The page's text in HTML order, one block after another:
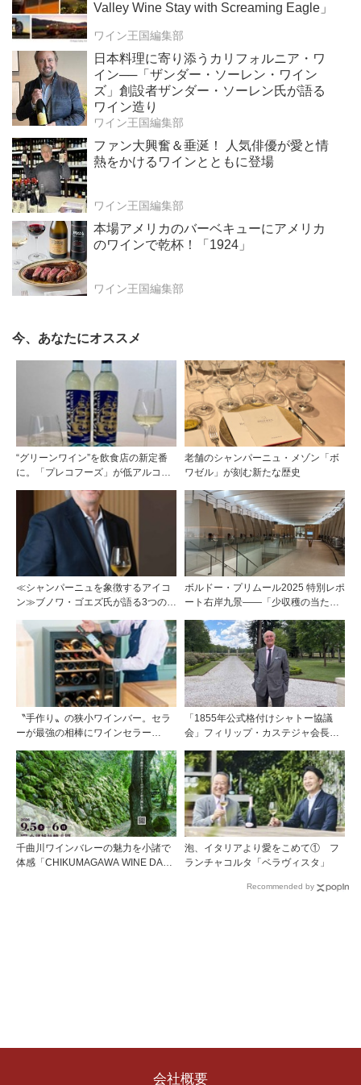
Valley Wine Stay with Screaming Eagle」
ワイン王国編集部
日本料理に寄り添うカリフォルニア・ワ
イン──「ザンダー・ソーレン・ワイン
ズ」創設者ザンダー・ソーレン氏が語る
ワイン造り
ワイン王国編集部
ファン大興奮＆垂涎！ 人気俳優が愛と情
熱をかけるワインとともに登場
ワイン王国編集部
本場アメリカのバーベキューにアメリカ
のワインで乾杯！「1924」
ワイン王国編集部
今、あなたにオススメ
“グリーンワイン”を飲食店の新定番
に。「プレコフーズ」が低アルコー
老舗のシャンパーニュ・メゾン「ボ
ワゼル」が刻む新たな歴史
≪シャンパーニュを象徴するアイコ
ン≫ブノワ・ゴエズ氏が語る3つのキ
ボルドー・プリムール2025 特別レポ
ート右岸九景――「少収穫の当たり
ンテミリオン 有力9シャトー訪問記
〝手作り〟の狭小ワインバー。セラ
ーが最強の相棒にワインセラー
「1855年公式格付けシャトー協議
会」フィリップ・カステジャ会長イ
1855年格付け、170年目の再評価
千曲川ワインバレーの魅力を小諸で
体感「CHIKUMAGAWA WINE DAYS
泡、イタリアより愛をこめて① フ
ランチャコルタ「ベラヴィスタ」
Recommended by
会社概要